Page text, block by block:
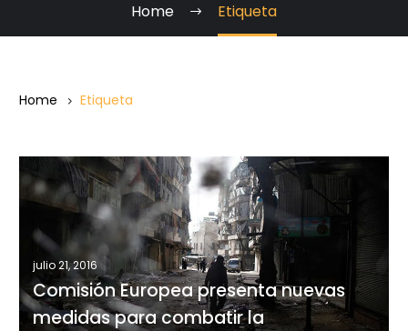
Home Etiqueta
Home Etiqueta
Comisión
Europea
presenta
nuevas
medidas
para
combatir
julio 21, 2016
Comisión Europea presenta nuevas
medidas para combatir la